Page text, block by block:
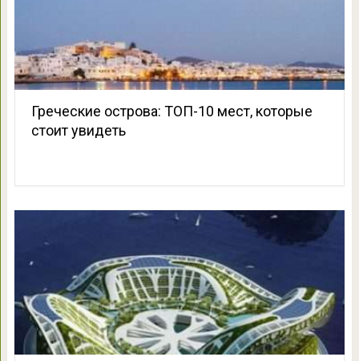
Греческие острова: ТОП-10 мест, которые
стоит увидеть